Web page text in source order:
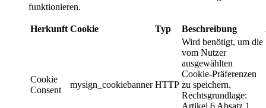
funktionieren.
Herkunft Cookie Typ Beschreibung
Cookie
Consent
mysign_cookiebanner HTTP
Wird benötigt, um die
vom Nutzer
ausgewählten
Cookie-Präferenzen
zu speichern.
Rechtsgrundlage:
Artikel 6 Absatz 1